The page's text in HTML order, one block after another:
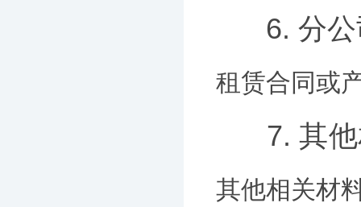
6. 分
租赁合同或
7. 其
其他相关材